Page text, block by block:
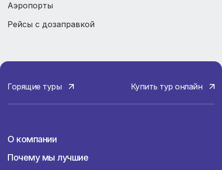
Аэропорты
Рейсы с дозаправкой
Горящие туры Купить тур онлайн
О компании
Почему мы лучшие